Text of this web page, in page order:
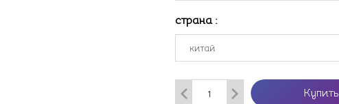
страна :
Купить